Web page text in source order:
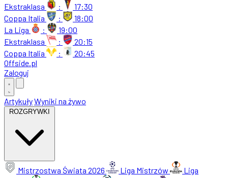
Ekstraklasa
:
17:30
Coppa Italia
:
18:00
La Liga
:
19:00
Ekstraklasa
:
20:15
Coppa Italia
:
20:45
Offside.pl
Zaloguj
ArtykułyWyniki na żywo
ROZGRYWKI
Mistrzostwa Świata 2026 Liga Mistrzów
Liga